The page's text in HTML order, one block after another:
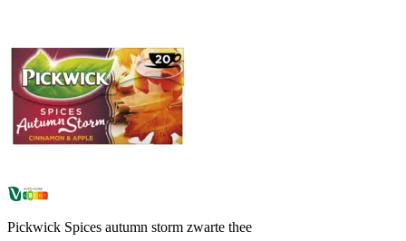
Pickwick Spices autumn storm zwarte thee